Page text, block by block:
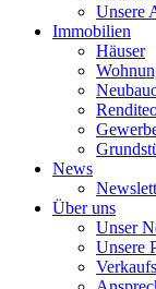
Unsere
Immobilien
Häuser
News
Über uns
Unser
Unsere